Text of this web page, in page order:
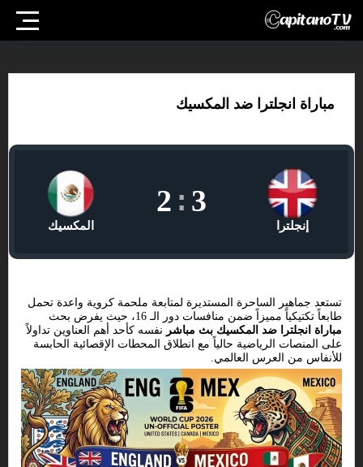
مباراة انجلترا ضد المكسيك
إنجلترا
3
:
2
المكسيك
تستعد جماهير الساحرة المستديرة لمتابعة ملحمة كروية واعدة تحمل
طابعاً تكتيكياً مميزاً ضمن منافسات دور الـ 16، حيث يفرض بحث
مباراة انجلترا ضد المكسيك بث مباشر نفسه كأحد أهم العناوين تداولاً
على المنصات الرياضية حالياً مع انطلاق المحطات الإقصائية الحابسة
للأنفاس من العرس العالمي.